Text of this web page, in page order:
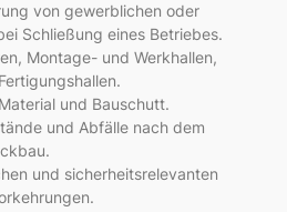
von gewerblichen oder
Schließung eines Betriebes.
Montage- und Werkhallen,
und Bauschutt.
und Abfälle nach dem
und sicherheitsrelevanten